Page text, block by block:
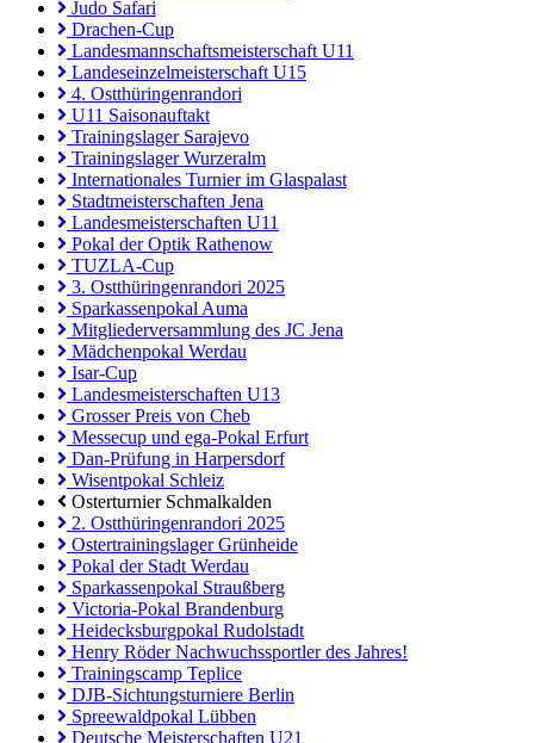
Judo Safari
Drachen-Cup
Landesmannschaftsmeisterschaft U11
Landeseinzelmeisterschaft U15
4. Ostthüringenrandori
U11 Saisonauftakt
Trainingslager Sarajevo
Trainingslager Wurzeralm
Internationales Turnier im Glaspalast
Stadtmeisterschaften Jena
Landesmeisterschaften U11
Pokal der Optik Rathenow
TUZLA-Cup
3. Ostthüringenrandori 2025
Sparkassenpokal Auma
Mitgliederversammlung des JC Jena
Mädchenpokal Werdau
Isar-Cup
Landesmeisterschaften U13
Grosser Preis von Cheb
Messecup und ega-Pokal Erfurt
Dan-Prüfung in Harpersdorf
Wisentpokal Schleiz
Osterturnier Schmalkalden
2. Ostthüringenrandori 2025
Ostertrainingslager Grünheide
Pokal der Stadt Werdau
Sparkassenpokal Straußberg
Victoria-Pokal Brandenburg
Heidecksburgpokal Rudolstadt
Henry Röder Nachwuchssportler des Jahres!
Trainingscamp Teplice
DJB-Sichtungsturniere Berlin
Spreewaldpokal Lübben
Deutsche Meisterschaften U21